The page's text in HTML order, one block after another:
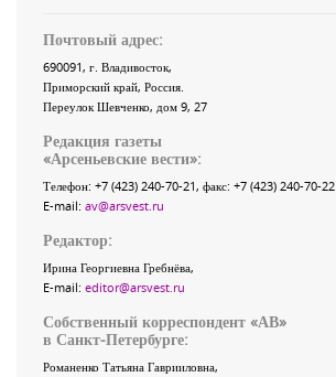
Почтовый адрес:
690091, г. Владивосток,
Приморский край, Россия
Переулок Шевченко, дом 9, 27
Редакция газеты
«Арсеньевские вести»:
Телефон: +7 (423) 240-70-21, факс: +7 (423) 240-70-22
E-mail: av@arsvest.ru
Редактор:
Ирина Георгиевна Гребнёва,
E-mail: editor@arsvest.ru
Собственный корреспондент «АВ»
в Санкт-Петербурге:
Романенко Татьяна Гаврииловна,